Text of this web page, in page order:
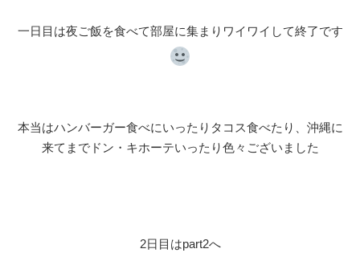
一日目は夜ご飯を食べて部屋に集まりワイワイして終了です
本当はハンバーガー食べにいったりタコス食べたり、沖縄に
来てまでドン・キホーテいったり色々ございました
2日目はpart2へ